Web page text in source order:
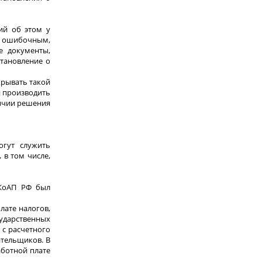
об этом у
ошибочным,
документы,
о
такой
решения
служить
в том числе,
КоАП РФ был
налогов,
расчетного
В
плате